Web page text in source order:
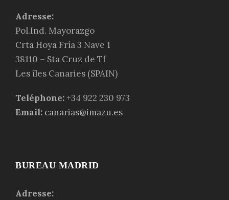
Adresse:
Pol.Ind. Mayorazgo
Crta Hoya Fría 3 Nave 1
38110 – Sta Cruz de Tf
Lesîles Canaries (SPAIN)
Teléphone:+34 922 230 973
Email: canarias@imazu.es
BUREAU MADRID
Adresse: